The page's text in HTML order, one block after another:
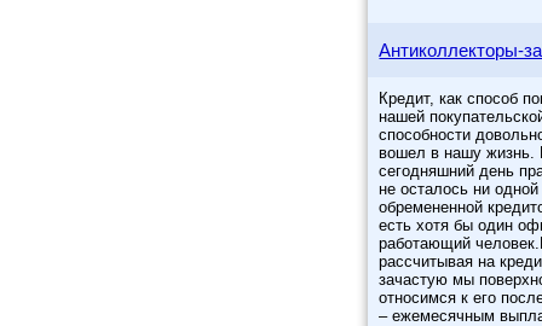
Антиколлекторы-
Кредит, как способ
нашей
способности
вошел в нашу жизнь.
сегодняшний день
не осталось ни
обремененной
есть хотя бы один
работающий
рассчитывая на
зачастую мы
относимся к его
– ежемесячным